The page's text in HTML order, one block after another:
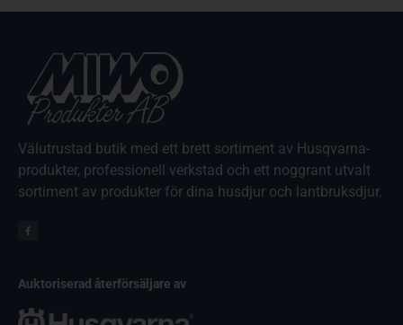
Välutrustad butik med ett brett sortiment av Husqvarna-
produkter, professionell verkstad och ett noggrant utvalt
sortiment av produkter för dina husdjur och lantbruksdjur.
Auktoriserad återförsäljare av